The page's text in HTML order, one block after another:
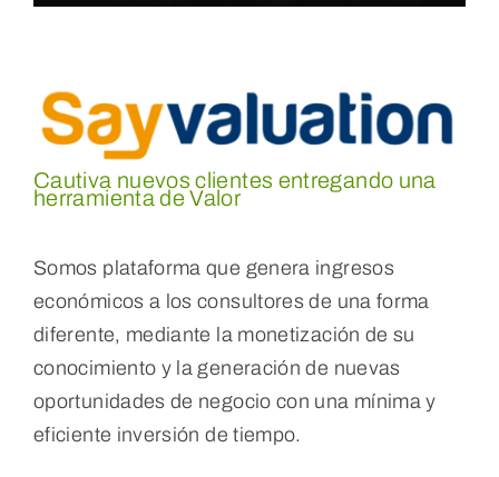
Cautiva nuevos clientes entregando una
herramienta de Valor
Somos plataforma que genera ingresos
económicos a los consultores de una forma
diferente, mediante la monetización de su
conocimiento y la generación de nuevas
oportunidades de negocio con una mínima y
eficiente inversión de tiempo.